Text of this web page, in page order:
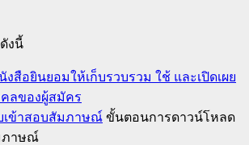
งนี้
สือยินยอมให้เก็บรวบรวม ใช้ และเปิดเผย
ลของผู้สมัคร
เข้าสอบสัมภาษณ์ขั้นตอนการดาวน์โหลด
ภาษณ์